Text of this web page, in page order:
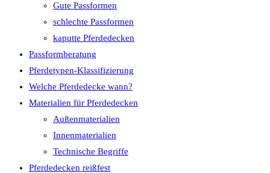
Gute Passformen
schlechte Passformen
kaputte Pferdedecken
Passformberatung
Pferdetypen-Klassifizierung
Welche Pferdedecke wann?
Materialien für Pferdedecken
Außenmaterialien
Innenmaterialien
Technische Begriffe
Pferdedecken reißfest